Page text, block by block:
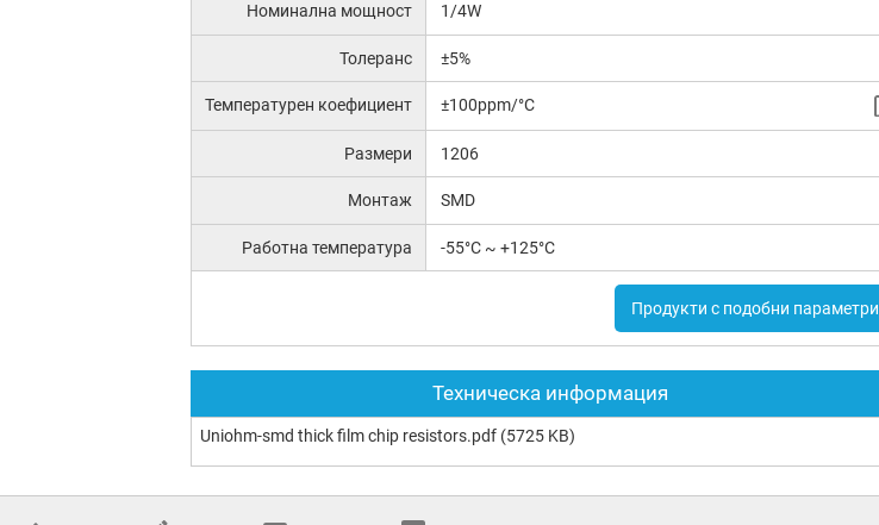
Номинална мощност 1/4W
Толеранс ±5%
Температурен коефициент ±100ppm/°C
Размери 1206
Монтаж SMD
Работна температура -55°C ~ +125°C
Продукти с подобни параметри
Техническа информация
Uniohm-smd thick film chip resistors.pdf (5725 KB)